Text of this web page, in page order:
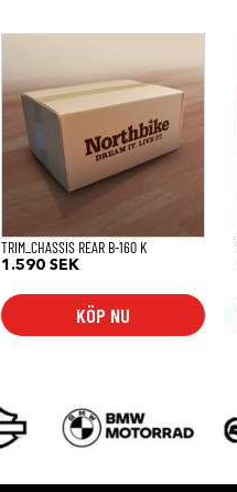
TRIM_CHASSIS REAR B-160 K
1.590SEK
KÖP NU